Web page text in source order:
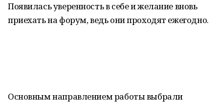
Появилась уверенность в себе и желание вновь
приехать на форум, ведь они проходят ежегодно.
Основным направлением работы выбрали